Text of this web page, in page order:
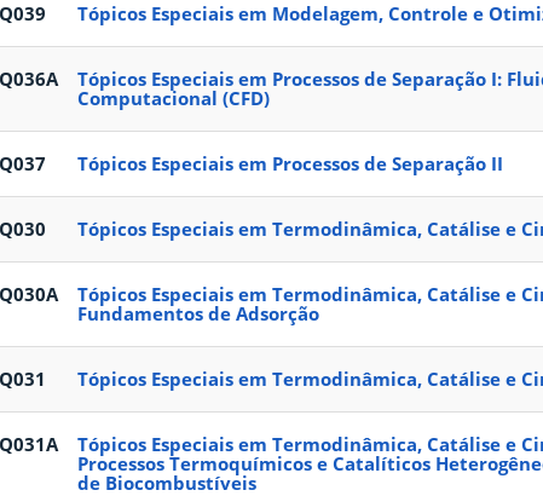
Tópicos Especiais em Modelagem, Controle e
Tópicos Especiais em Processos de Separação I:
Computacional (CFD)
Tópicos Especiais em Processos de Separação II
Tópicos Especiais em Termodinâmica, Catálise e
Tópicos Especiais em Termodinâmica, Catálise e
Fundamentos de Adsorção
Tópicos Especiais em Termodinâmica, Catálise e
Tópicos Especiais em Termodinâmica, Catálise e
Processos Termoquímicos e Catalíticos
de Biocombustíveis